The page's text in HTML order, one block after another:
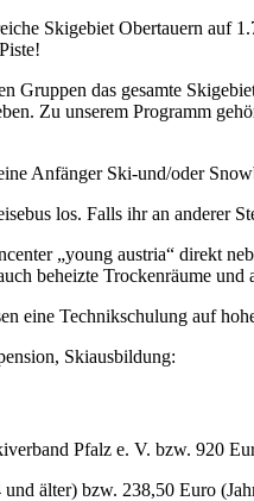
Skigebiet Obertauern auf
Gruppen das gesamte
Zu unserem Programm
Anfänger Ski-und/oder
los. Falls ihr an anderer
„young austria“ direkt
beheizte Trockenräume
eine Technikschulung auf
Skiausbildung:
Pfalz e. V. bzw. 920
älter) bzw. 238,50 Euro